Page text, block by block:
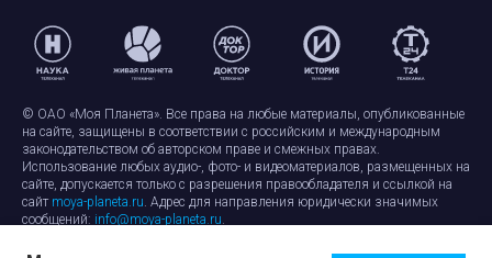
© ОАО «Моя Планета». Все права на любые материалы, опубликованные
на сайте, защищены в соответствии с российским и международным
законодательством об авторском праве и смежных правах.
Использование любых аудио-, фото- и видеоматериалов, размещенных на
сайте, допускается только с разрешения правообладателя и ссылкой на
сайт moya-planeta.ru. Адрес для направления юридически значимых
сообщений: info@moya-planeta.ru.